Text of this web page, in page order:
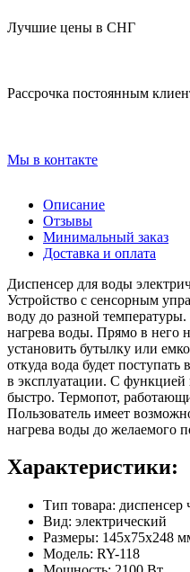
Лучшие цены в СНГ
Рассрочка постоянным
Мы в контакте
Описание
Отзывы
Минимальный заказ
Доставка и оплата
Диспенсер для воды
Устройство с сенсорным
воду до разной
нагрева воды. Прямо в него
установить бутылку или
откуда вода будет
в эксплуатации. С функцией
быстро. Термопот,
Пользователь имеет
нагрева воды до желаемого
Характеристики:
Тип товара: диспенсер
Вид: электрический
Размеры: 145х75х248
Модель: RY-118